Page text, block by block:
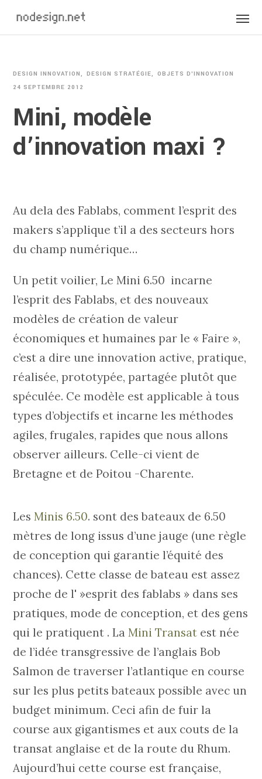
DESIGN INNOVATION DESIGN STRATÉGIE
OBJETS D'INNOVATION
24 SEPTEMBRE 2012
Mini, modèle
d’innovation maxi ?
Au dela des Fablabs, comment l’esprit des
makers s’applique t’il a des secteurs hors
du champ numérique…
Un petit voilier, Le Mini 6.50 incarne
l’esprit des Fablabs, et des nouveaux
modèles de création de valeur
économiques et humaines par le « Faire »,
c’est a dire une innovation active, pratique,
réalisée, prototypée, partagée plutôt que
spéculée. Ce modèle est applicable à tous
types d’objectifs et incarne les méthodes
agiles, frugales, rapides que nous allons
observer ailleurs. Celle-ci vient de
Bretagne et de Poitou -Charente.
Les Minis 6.50. sont des bateaux de 6.50
mètres de long issus d’une jauge (une règle
de conception qui garantie l’équité des
chances). Cette classe de bateau est assez
proche de l' »esprit des fablabs » dans ses
pratiques, mode de conception, et des gens
qui le pratiquent . La Mini Transat est née
de l’idée transgressive de l’anglais Bob
Salmon de traverser l’atlantique en course
sur les plus petits bateaux possible avec un
budget minimum. Ceci afin de fuir la
course aux gigantismes et aux couts de la
transat anglaise et de la route du Rhum.
Aujourd’hui cette course est française,